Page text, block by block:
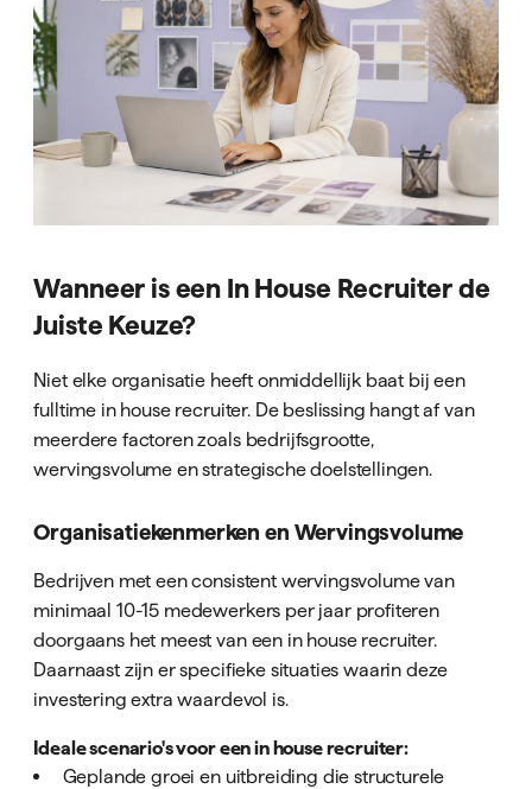
Wanneer is een In House Recruiter de
Juiste Keuze?
Niet elke organisatie heeft onmiddellijk baat bij een
fulltime in house recruiter. De beslissing hangt af van
meerdere factoren zoals bedrijfsgrootte,
wervingsvolume en strategische doelstellingen.
Organisatiekenmerken en Wervingsvolume
Bedrijven met een consistent wervingsvolume van
minimaal 10-15 medewerkers per jaar profiteren
doorgaans het meest van een in house recruiter.
Daarnaast zijn er specifieke situaties waarin deze
investering extra waardevol is.
Ideale scenario's voor een in house recruiter:
Geplande groei en uitbreiding die structurele